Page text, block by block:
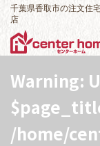
千葉県香取市の注文住
店
Warning:
/home/